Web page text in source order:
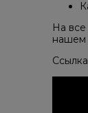
На
нашем